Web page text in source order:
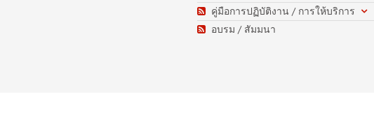
คู่มือการปฏิบัติงาน / การให้บริการ
อบรม / สัมมนา